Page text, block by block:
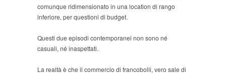
comunque ridimensionato in una location di rango
inferiore, per questioni di budget.
Questi due episodi contemporanei non sono né
casuali, né inaspettati.
La realtà è che il commercio di francobolli, vero sale di